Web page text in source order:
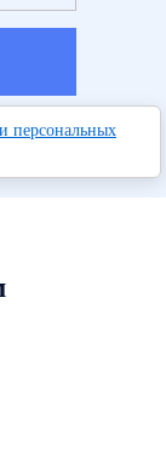
персональных